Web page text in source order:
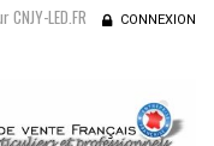
CNJY-LED.FR CONNEXION